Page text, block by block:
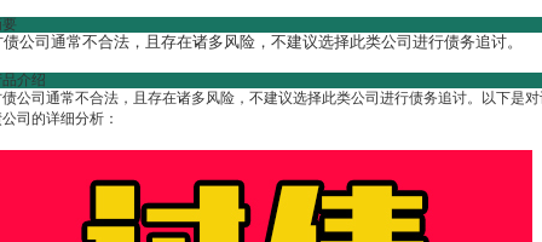
公司通常不合法，且存在诸多风险，不建议选择此类公司进行债务追讨。
介绍
公司通常不合法，且存在诸多风险，不建议选择此类公司进行债务追讨。以下是对
司的详细分析：